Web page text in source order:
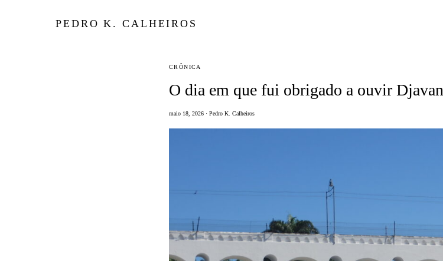
PEDRO K. CALHEIROS
CRÔNICA
O dia em que fui obrigado a ouvir Djavan
maio 18, 2026 · Pedro K. Calheiros